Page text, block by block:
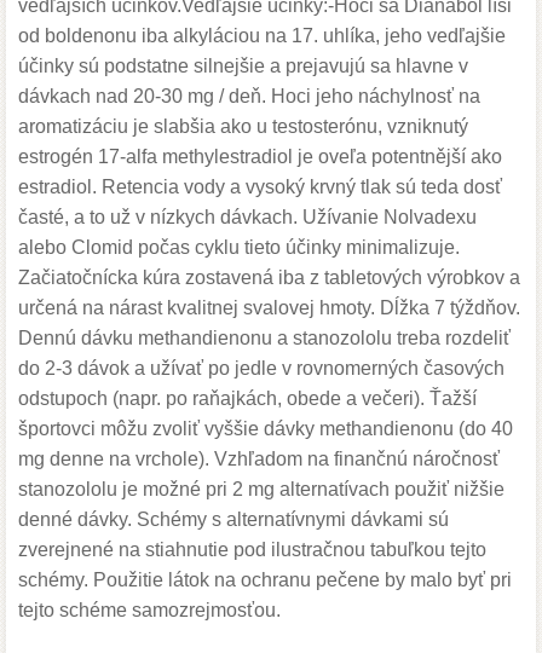
vedľajších účinkov.Vedľajšie účinky:-Hoci sa Dianabol líši
od boldenonu iba alkyláciou na 17. uhlíka, jeho vedľajšie
účinky sú podstatne silnejšie a prejavujú sa hlavne v
dávkach nad 20-30 mg / deň. Hoci jeho náchylnosť na
aromatizáciu je slabšia ako u testosterónu, vzniknutý
estrogén 17-alfa methylestradiol je oveľa potentnější ako
estradiol. Retencia vody a vysoký krvný tlak sú teda dosť
časté, a to už v nízkych dávkach. Užívanie Nolvadexu
alebo Clomid počas cyklu tieto účinky minimalizuje.
Začiatočnícka kúra zostavená iba z tabletových výrobkov a
určená na nárast kvalitnej svalovej hmoty. Dĺžka 7 týždňov.
Dennú dávku methandienonu a stanozololu treba rozdeliť
do 2-3 dávok a užívať po jedle v rovnomerných časových
odstupoch (napr. po raňajkách, obede a večeri). Ťažší
športovci môžu zvoliť vyššie dávky methandienonu (do 40
mg denne na vrchole). Vzhľadom na finančnú náročnosť
stanozololu je možné pri 2 mg alternatívach použiť nižšie
denné dávky. Schémy s alternatívnymi dávkami sú
zverejnené na stiahnutie pod ilustračnou tabuľkou tejto
schémy. Použitie látok na ochranu pečene by malo byť pri
tejto schéme samozrejmosťou.